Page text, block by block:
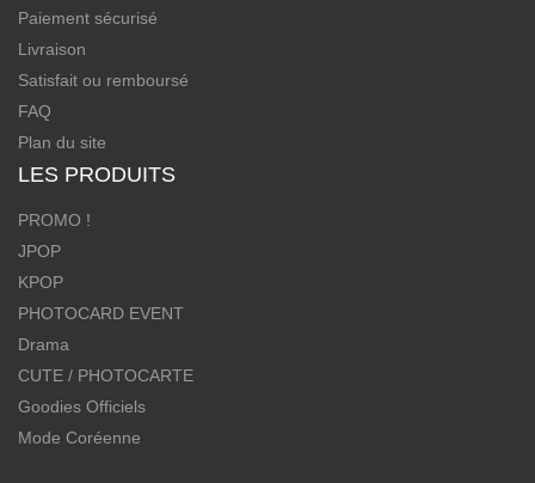
Paiement sécurisé
Livraison
Satisfait ou remboursé
FAQ
Plan du site
LES PRODUITS
PROMO !
JPOP
KPOP
PHOTOCARD EVENT
Drama
CUTE / PHOTOCARTE
Goodies Officiels
Mode Coréenne